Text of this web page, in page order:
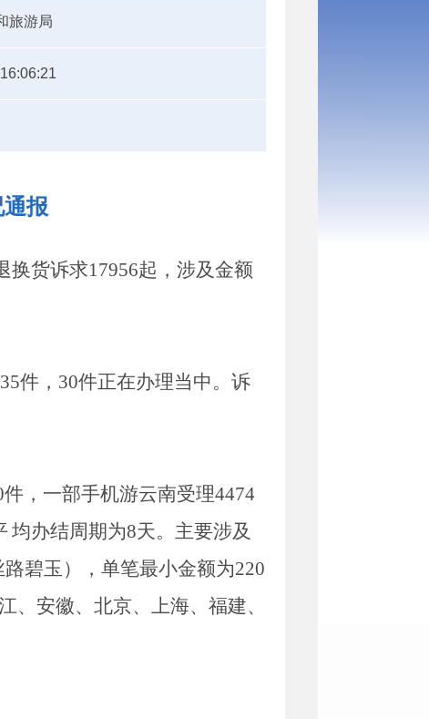
旅游局
报
换货诉求17956起，涉及金额
件 ， 30件正在办理当中。诉
件，一部手机游云南受理4474
均办结周期为8天。主要涉及
路碧玉 ），单笔最小金额为220
、安徽、北京、上海、福建、